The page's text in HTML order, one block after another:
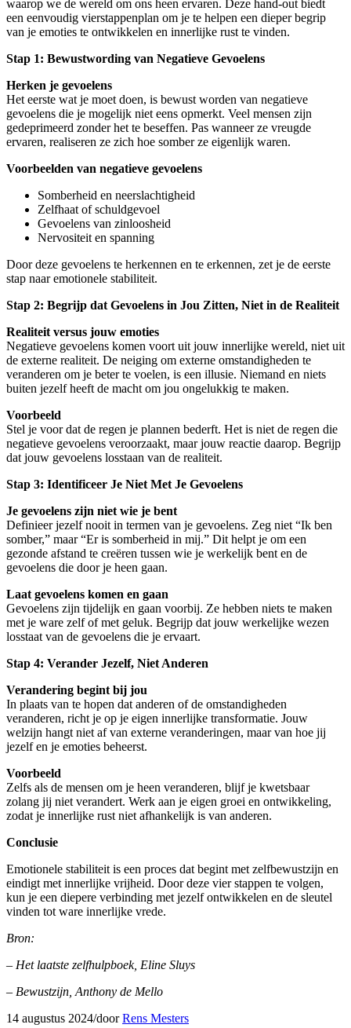
waarop we de wereld om ons heen ervaren. Deze hand-out biedt
een eenvoudig vierstappenplan om je te helpen een dieper begrip
van je emoties te ontwikkelen en innerlijke rust te vinden.
Stap 1: Bewustwording van Negatieve Gevoelens
Herken je gevoelens
Het eerste wat je moet doen, is bewust worden van negatieve
gevoelens die je mogelijk niet eens opmerkt. Veel mensen zijn
gedeprimeerd zonder het te beseffen. Pas wanneer ze vreugde
ervaren, realiseren ze zich hoe somber ze eigenlijk waren.
Voorbeelden van negatieve gevoelens
Somberheid en neerslachtigheid
Zelfhaat of schuldgevoel
Gevoelens van zinloosheid
Nervositeit en spanning
Door deze gevoelens te herkennen en te erkennen, zet je de eerste
stap naar emotionele stabiliteit.
Stap 2: Begrijp dat Gevoelens in Jou Zitten, Niet in de Realiteit
Realiteit versus jouw emoties
Negatieve gevoelens komen voort uit jouw innerlijke wereld, niet uit
de externe realiteit. De neiging om externe omstandigheden te
veranderen om je beter te voelen, is een illusie. Niemand en niets
buiten jezelf heeft de macht om jou ongelukkig te maken.
Voorbeeld
Stel je voor dat de regen je plannen bederft. Het is niet de regen die
negatieve gevoelens veroorzaakt, maar jouw reactie daarop. Begrijp
dat jouw gevoelens losstaan van de realiteit.
Stap 3: Identificeer Je Niet Met Je Gevoelens
Je gevoelens zijn niet wie je bent
Definieer jezelf nooit in termen van je gevoelens. Zeg niet “Ik ben
somber,” maar “Er is somberheid in mij.” Dit helpt je om een
gezonde afstand te creëren tussen wie je werkelijk bent en de
gevoelens die door je heen gaan.
Laat gevoelens komen en gaan
Gevoelens zijn tijdelijk en gaan voorbij. Ze hebben niets te maken
met je ware zelf of met geluk. Begrijp dat jouw werkelijke wezen
losstaat van de gevoelens die je ervaart.
Stap 4: Verander Jezelf, Niet Anderen
Verandering begint bij jou
In plaats van te hopen dat anderen of de omstandigheden
veranderen, richt je op je eigen innerlijke transformatie. Jouw
welzijn hangt niet af van externe veranderingen, maar van hoe jij
jezelf en je emoties beheerst.
Voorbeeld
Zelfs als de mensen om je heen veranderen, blijf je kwetsbaar
zolang jij niet verandert. Werk aan je eigen groei en ontwikkeling,
zodat je innerlijke rust niet afhankelijk is van anderen.
Conclusie
Emotionele stabiliteit is een proces dat begint met zelfbewustzijn en
eindigt met innerlijke vrijheid. Door deze vier stappen te volgen,
kun je een diepere verbinding met jezelf ontwikkelen en de sleutel
vinden tot ware innerlijke vrede.
Bron:
– Het laatste zelfhulpboek, Eline Sluys
– Bewustzijn, Anthony de Mello
14 augustus 2024/doorRens Mesters